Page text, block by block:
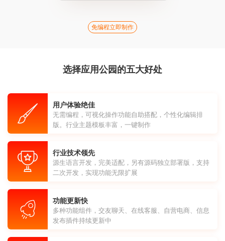
免编程立即制作
选择应用公园的五大好处
用户体验绝佳
无需编程，可视化操作功能自助搭配，个性化编辑排
版。行业主题模板丰富，一键制作
行业技术领先
源生语言开发，完美适配，另有源码独立部署版，支持
二次开发，实现功能无限扩展
功能更新快
多种功能组件，交友聊天、在线客服、自营电商、信息
发布插件持续更新中